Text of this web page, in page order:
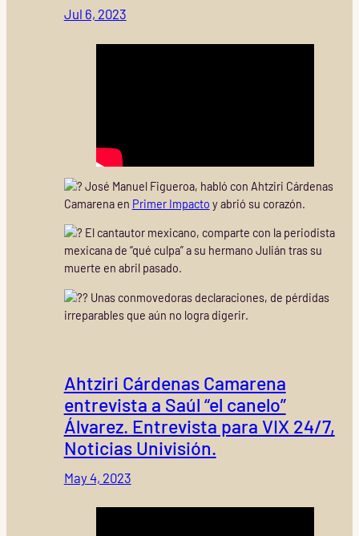
Jul 6, 2023
José Manuel Figueroa, habló con Ahtziri Cárdenas
Camarena en Primer Impacto y abrió su corazón.
El cantautor mexicano, comparte con la periodista
mexicana de “qué culpa” a su hermano Julián tras su
muerte en abril pasado.
Unas conmovedoras declaraciones, de pérdidas
irreparables que aún no logra digerir.
Ahtziri Cárdenas Camarena
entrevista a Saúl “el canelo”
Álvarez. Entrevista para VIX 24/7,
Noticias Univisión.
May 4, 2023